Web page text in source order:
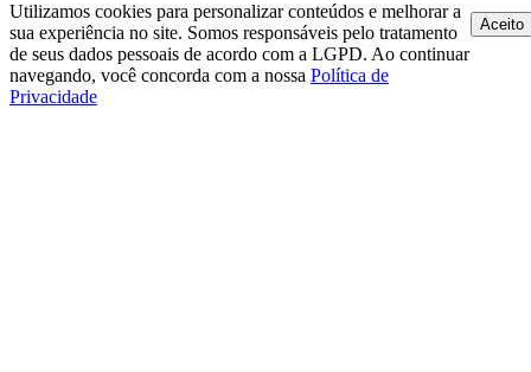
Utilizamos cookies para personalizar conteúdos e melhorar a
sua experiência no site. Somos responsáveis pelo tratamento
de seus dados pessoais de acordo com a LGPD. Ao continuar
navegando, você concorda com a nossa Política de
Privacidade
Aceito